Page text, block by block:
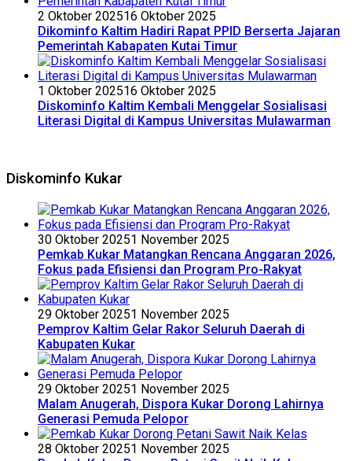
2 Oktober 202516 Oktober 2025
Dikominfo Kaltim Hadiri Rapat PPID Berserta Jajaran
Pemerintah Kabapaten Kutai Timur
1 Oktober 202516 Oktober 2025
Diskominfo Kaltim Kembali Menggelar Sosialisasi
Literasi Digital di Kampus Universitas Mulawarman
Diskominfo Kukar
30 Oktober 20251 November 2025
Pemkab Kukar Matangkan Rencana Anggaran 2026,
Fokus pada Efisiensi dan Program Pro-Rakyat
29 Oktober 20251 November 2025
Pemprov Kaltim Gelar Rakor Seluruh Daerah di
Kabupaten Kukar
29 Oktober 20251 November 2025
Malam Anugerah, Dispora Kukar Dorong Lahirnya
Generasi Pemuda Pelopor
28 Oktober 20251 November 2025